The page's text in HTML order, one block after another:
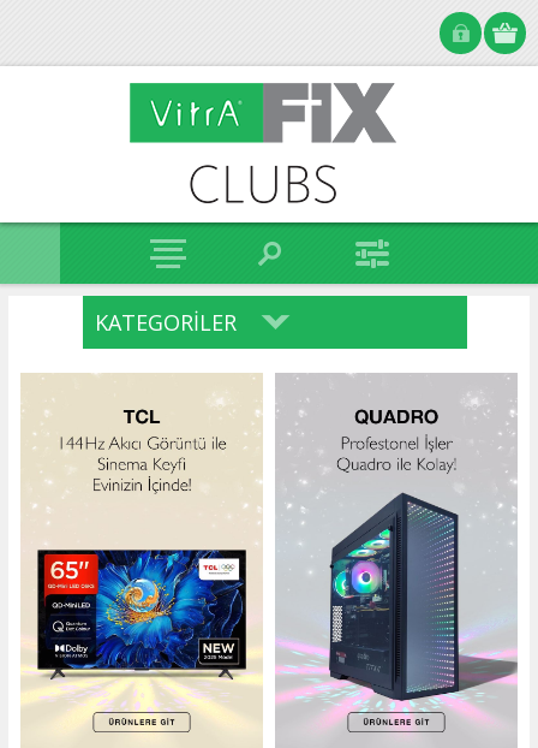
KATEGORILER